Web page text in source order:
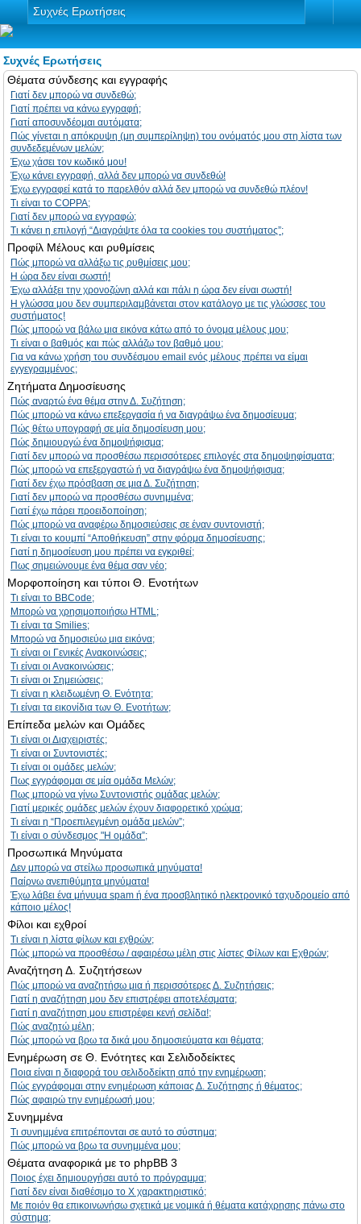
Συχνές Ερωτήσεις
Συχνές Ερωτήσεις
Θέματα σύνδεσης και εγγραφής
Γιατί δεν μπορώ να συνδεθώ;
Γιατί πρέπει να κάνω εγγραφή;
Γιατί αποσυνδέομαι αυτόματα;
Πώς γίνεται η απόκρυψη (μη συμπερίληψη) του ονόματός μου στη λίστα των
συνδεδεμένων μελών;
Έχω χάσει τον κωδικό μου!
Έχω κάνει εγγραφή, αλλά δεν μπορώ να συνδεθώ!
Έχω εγγραφεί κατά το παρελθόν αλλά δεν μπορώ να συνδεθώ πλέον!
Τι είναι το COPPA;
Γιατί δεν μπορώ να εγγραφώ;
Τι κάνει η επιλογή “Διαγράψτε όλα τα cookies του συστήματος”;
Προφίλ Μέλους και ρυθμίσεις
Πώς μπορώ να αλλάξω τις ρυθμίσεις μου;
Η ώρα δεν είναι σωστή!
Έχω αλλάξει την χρονοζώνη αλλά και πάλι η ώρα δεν είναι σωστή!
Η γλώσσα μου δεν συμπεριλαμβάνεται στον κατάλογο με τις γλώσσες του
συστήματος!
Πώς μπορώ να βάλω μια εικόνα κάτω από το όνομα μέλους μου;
Τι είναι ο βαθμός και πώς αλλάζω τον βαθμό μου;
Για να κάνω χρήση του συνδέσμου email ενός μέλους πρέπει να είμαι
εγγεγραμμένος;
Ζητήματα Δημοσίευσης
Πώς αναρτώ ένα θέμα στην Δ. Συζήτηση;
Πώς μπορώ να κάνω επεξεργασία ή να διαγράψω ένα δημοσίευμα;
Πώς θέτω υπογραφή σε μία δημοσίευση μου;
Πώς δημιουργώ ένα δημοψήφισμα;
Γιατί δεν μπορώ να προσθέσω περισσότερες επιλογές στα δημοψηφίσματα;
Πώς μπορώ να επεξεργαστώ ή να διαγράψω ένα δημοψήφισμα;
Γιατί δεν έχω πρόσβαση σε μια Δ. Συζήτηση;
Γιατί δεν μπορώ να προσθέσω συνημμένα;
Γιατί έχω πάρει προειδοποίηση;
Πώς μπορώ να αναφέρω δημοσιεύσεις σε έναν συντονιστή;
Τι είναι το κουμπί “Αποθήκευση” στην φόρμα δημοσίευσης;
Γιατί η δημοσίευση μου πρέπει να εγκριθεί;
Πως σημειώνουμε ένα θέμα σαν νέο;
Μορφοποίηση και τύποι Θ. Ενοτήτων
Τι είναι το BBCode;
Μπορώ να χρησιμοποιήσω HTML;
Τι είναι τα Smilies;
Μπορώ να δημοσιεύω μια εικόνα;
Τι είναι οι Γενικές Ανακοινώσεις;
Τι είναι οι Ανακοινώσεις;
Τι είναι οι Σημειώσεις;
Τι είναι η κλειδωμένη Θ. Ενότητα;
Τι είναι τα εικονίδια των Θ. Ενοτήτων;
Επίπεδα μελών και Ομάδες
Τι είναι οι Διαχειριστές;
Τι είναι οι Συντονιστές;
Τι είναι οι ομάδες μελών;
Πως εγγράφομαι σε μία ομάδα Μελών;
Πως μπορώ να γίνω Συντονιστής ομάδας μελών;
Γιατί μερικές ομάδες μελών έχουν διαφορετικό χρώμα;
Τι είναι η “Προεπιλεγμένη ομάδα μελών”;
Τι είναι ο σύνδεσμος "Η ομάδα”;
Προσωπικά Μηνύματα
Δεν μπορώ να στείλω προσωπικά μηνύματα!
Παίρνω ανεπιθύμητα μηνύματα!
Έχω λάβει ένα μήνυμα spam ή ένα προσβλητικό ηλεκτρονικό ταχυδρομείο από
κάποιο μέλος!
Φίλοι και εχθροί
Τι είναι η λίστα φίλων και εχθρών;
Πώς μπορώ να προσθέσω / αφαιρέσω μέλη στις λίστες Φίλων και Εχθρών;
Αναζήτηση Δ. Συζητήσεων
Πώς μπορώ να αναζητήσω μια ή περισσότερες Δ. Συζητήσεις;
Γιατί η αναζήτηση μου δεν επιστρέφει αποτελέσματα;
Γιατί η αναζήτηση μου επιστρέφει κενή σελίδα!;
Πώς αναζητώ μέλη;
Πώς μπορώ να βρω τα δικά μου δημοσιεύματα και θέματα;
Ενημέρωση σε Θ. Ενότητες και Σελιδοδείκτες
Ποια είναι η διαφορά του σελιδοδείκτη από την ενημέρωση;
Πώς εγγράφομαι στην ενημέρωση κάποιας Δ. Συζήτησης ή θέματος;
Πώς αφαιρώ την ενημέρωσή μου;
Συνημμένα
Τι συνημμένα επιτρέπονται σε αυτό το σύστημα;
Πώς μπορώ να βρω τα συνημμένα μου;
Θέματα αναφορικά με το phpBB 3
Ποιος έχει δημιουργήσει αυτό το πρόγραμμα;
Γιατί δεν είναι διαθέσιμο το Χ χαρακτηριστικό;
Με ποιόν θα επικοινωνήσω σχετικά με νομικά ή θέματα κατάχρησης πάνω στο
σύστημα;